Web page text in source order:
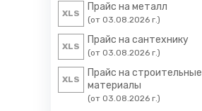
XLS
Прайс на металл
(от 03.08.2026 г.)
XLS
Прайс на сантехнику
(от 03.08.2026 г.)
XLS
Прайс на строительные
материалы
(от 03.08.2026 г.)